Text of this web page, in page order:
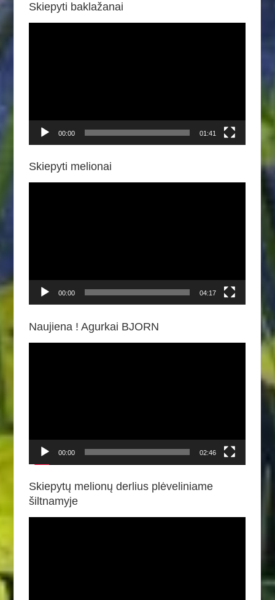
Skiepyti baklažanai
00:00 01:41
Skiepyti melionai
00:00 04:17
Naujiena ! Agurkai BJORN
00:00 02:46
Skiepytų melionų derlius plėveliniame
šiltnamyje